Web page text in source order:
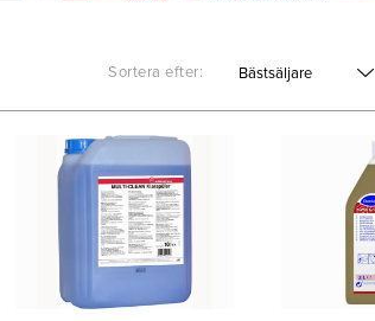
Sortera efter: